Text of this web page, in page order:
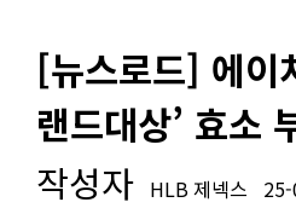
[뉴스로드] 에이
랜드대상’ 효
작성자 HLB 제넥스